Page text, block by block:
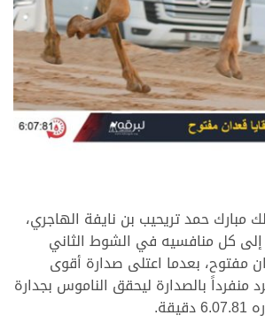
مبارك حمد تريحيب بن نايفة الهاجري،
كل منافسيه في الشوط الثاني
مفتوح، بعدما اعتلى صدارة أقوى
منفرداً بالصدارة ليحقق الناموس بجدارة